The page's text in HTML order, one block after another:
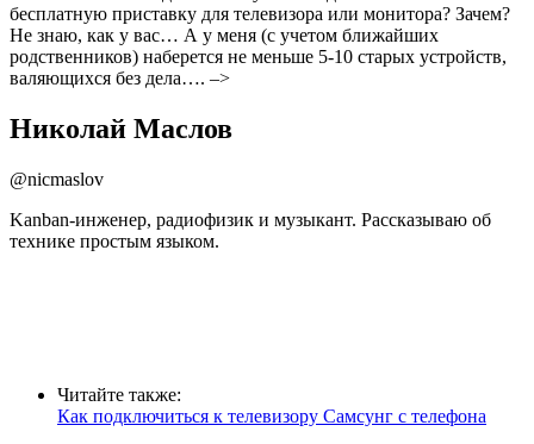
бесплатную приставку для телевизора или монитора? Зачем?
Не знаю, как у вас… А у меня (с учетом ближайших
родственников) наберется не меньше 5-10 старых устройств,
валяющихся без дела…. –>
Николай Маслов
@nicmaslov
Kanban-инженер, радиофизик и музыкант. Рассказываю об
технике простым языком.
Читайте также:
Как подключиться к телевизору Самсунг с телефона